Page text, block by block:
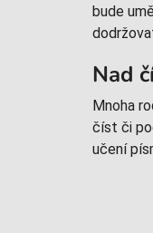
bude
Nad
Mnoha
číst či
učení